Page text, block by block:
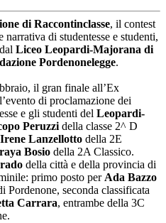
di Raccontinclasse, il contest
di studentesse e studenti,
Liceo Leopardi-Majorana di
Pordenonelegge.
il gran finale all’Ex
di proclamazione dei
e gli studenti del Leopardi-
Peruzzi della classe 2^ D
Irene Lanzellotto della 2E
Bosio della 2A Classico.
della città e della provincia di
primo posto per Ada Bazzo
seconda classificata
Carrara, entrambe della 3C